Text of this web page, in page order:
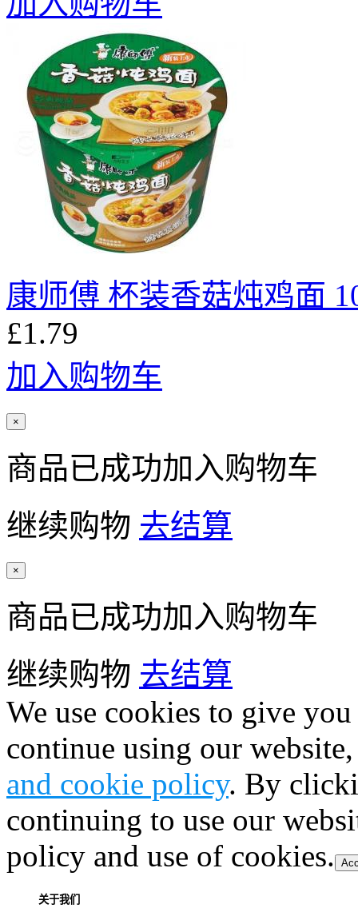
康师傅 杯装香菇炖鸡面
£1.79
加入购物车
×
商品已成功加入购物车
继续购物 去结算
×
商品已成功加入购物车
继续购物 去结算
We use cookies to give
continue using our
and cookie policy. By
continuing to use our
policy and use of cookies.
关于我们